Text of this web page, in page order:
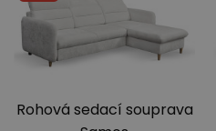
Rohová sedací souprava